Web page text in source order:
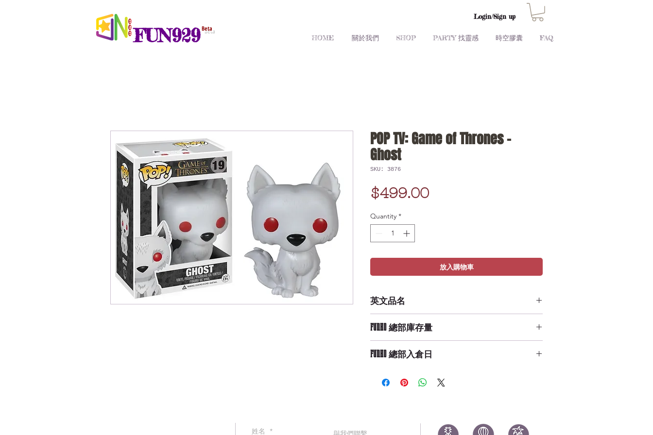
Beta
FUN929
Login/Sign up
HOME 關於我們 SHOP PARTY 找靈感 時空膠囊 FAQ
POP TV: Game of Thrones -
Ghost
SKU: 3876
$499.00Price
Quantity *
放入購物車
英文品名
FUNKO 總部庫存量
FUNKO 總部入倉日